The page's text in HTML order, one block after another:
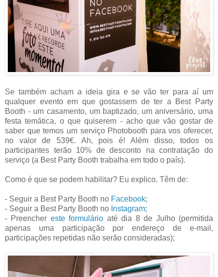
Se também acham a ideia gira e se vão ter para aí um
qualquer evento em que gostassem de ter a Best Party
Booth - um casamento, um baptizado, um aniversário, uma
festa temática, o que quiserem - acho que vão gostar de
saber que temos um serviço Photobooth para vos oferecer,
no valor de 539€. Ah, pois é! Além disso, todos os
participantes terão 10% de desconto na contratação do
serviço (a Best Party Booth trabalha em todo o país).
Como é que se podem habilitar? Eu explico. Têm de:
- Seguir a Best Party Booth no Facebook;
- Seguir a Best Party Booth no Instagram;
- Preencher este formulário até dia 8 de Julho (permitida
apenas uma participação por endereço de e-mail,
participações repetidas não serão consideradas);